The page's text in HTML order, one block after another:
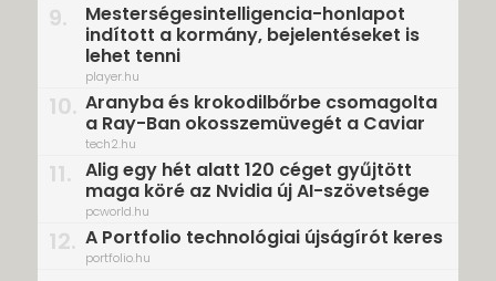
9.
Mesterségesintelligencia-honlapot
indított a kormány, bejelentéseket is
lehet tenni
player.hu
10. Aranyba és krokodilbőrbe csomagolta
a Ray-Ban okosszemüvegét a Caviar
tech2.hu
11.
Alig egy hét alatt 120 céget gyűjtött
maga köré az Nvidia új AI-szövetsége
pcworld.hu
12. A Portfolio technológiai újságírót keres
portfolio.hu